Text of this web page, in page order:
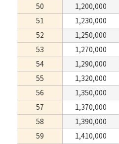
50
1,200,000
51
1,230,000
52
1,250,000
53
1,270,000
54
1,290,000
55
1,320,000
56
1,350,000
57
1,370,000
58
1,390,000
59
1,410,000